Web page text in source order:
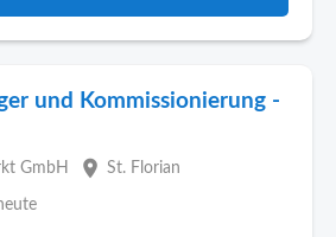
und Kommissionierung -
GmbH place St. Florian